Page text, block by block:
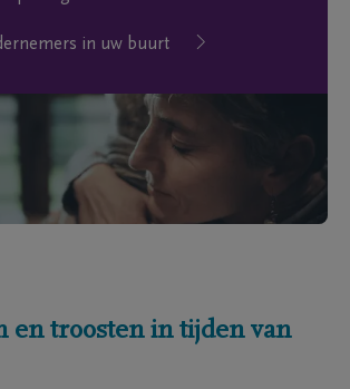
in uw buurt
en troosten in tijden van